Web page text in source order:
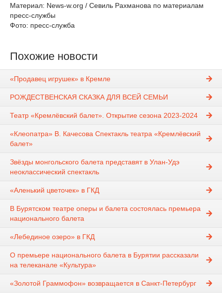
Материал: News-w.org / Севиль Рахманова по материалам
пресс-службы
Фото: пресс-служба
Похожие новости
«Продавец игрушек» в Кремле
РОЖДЕСТВЕНСКАЯ СКАЗКА ДЛЯ ВСЕЙ СЕМЬИ
Театр «Кремлёвский балет». Открытие сезона 2023-2024
«Клеопатра» В. Качесова Спектакль театра «Кремлёвский
балет»
Звёзды монгольского балета представят в Улан-Удэ
неоклассический спектакль
«Аленький цветочек» в ГКД
В Бурятском театре оперы и балета состоялась премьера
национального балета
«Лебединое озеро» в ГКД
О премьере национального балета в Бурятии рассказали
на телеканале «Культура»
«Золотой Граммофон» возвращается в Санкт-Петербург